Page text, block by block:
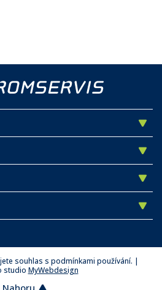
souhlas s podmínkami používání. |
studio MyWebdesign